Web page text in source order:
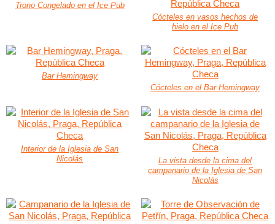
Trono Congelado en el Ice Pub
Cócteles en vasos hechos de
hielo en el Ice Pub
Bar Hemingway
Cócteles en el Bar Hemingway
Interior de la Iglesia de San
Nicolás
La vista desde la cima del
campanario de la Iglesia de San
Nicolás